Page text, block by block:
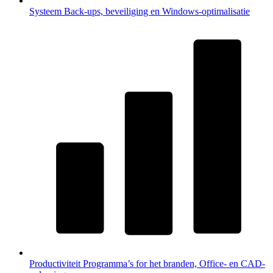
Systeem Back-ups, beveiliging en Windows-optimalisatie
Productiviteit Programma’s for het branden, Office- en CAD-